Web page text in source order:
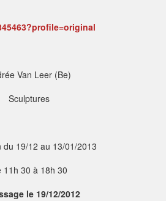
Van Leer (Be)
Sculptures
du 19/12 au 13/01/2013
11h 30 à 18h 30
le 19/12/2012